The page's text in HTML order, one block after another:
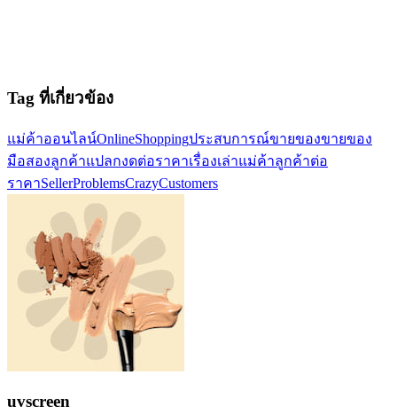
Tag ที่เกี่ยวข้อง
แม่ค้าออนไลน์OnlineShoppingประสบการณ์ขายของขายของ
มือสองลูกค้าแปลกงดต่อราคาเรื่องเล่าแม่ค้าลูกค้าต่อ
ราคาSellerProblemsCrazyCustomers
uvscreen